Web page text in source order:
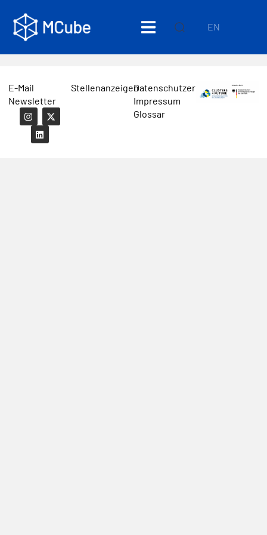
EN
E-Mail
Newsletter
StellenanzeigenDatenschutzerklärung
Impressum
Glossar